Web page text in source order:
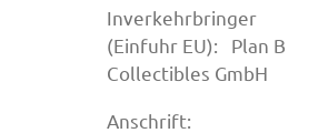
Inverkehrbringer
(Einfuhr EU): Plan B
Collectibles GmbH
Anschrift: